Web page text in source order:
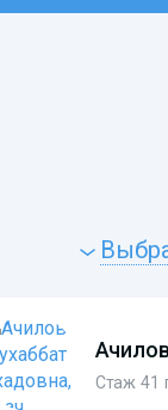
Стаж 41